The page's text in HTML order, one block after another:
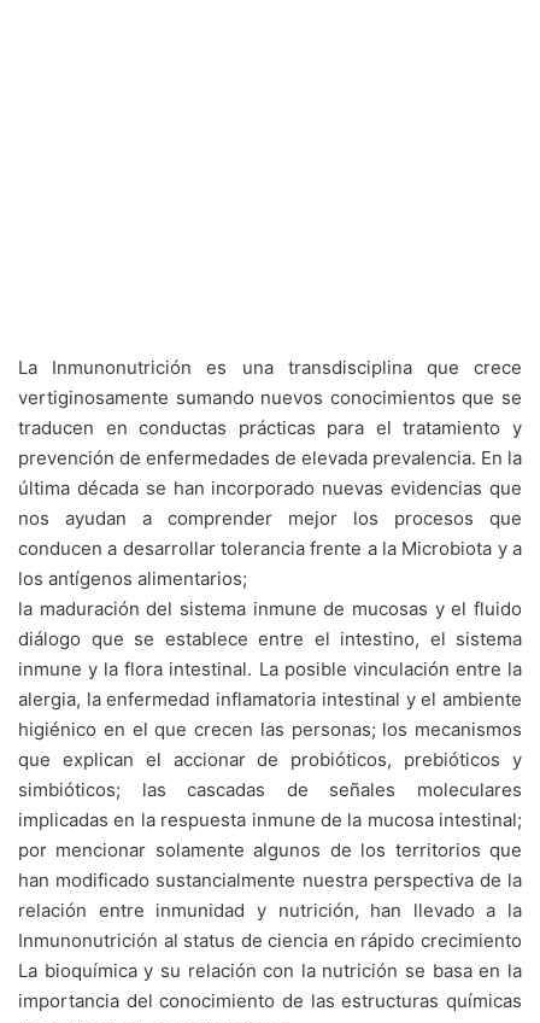
La Inmunonutrición es una transdisciplina que crece
vertiginosamente sumando nuevos conocimientos que se
traducen en conductas prácticas para el tratamiento y
prevención de enfermedades de elevada prevalencia. En la
última década se han incorporado nuevas evidencias que
nos ayudan a comprender mejor los procesos que
conducen a desarrollar tolerancia frente a la Microbiota y a
los antígenos alimentarios;
la maduración del sistema inmune de mucosas y el fluido
diálogo que se establece entre el intestino, el sistema
inmune y la flora intestinal. La posible vinculación entre la
alergia, la enfermedad inflamatoria intestinal y el ambiente
higiénico en el que crecen las personas; los mecanismos
que explican el accionar de probióticos, prebióticos y
simbióticos; las cascadas de señales moleculares
implicadas en la respuesta inmune de la mucosa intestinal;
por mencionar solamente algunos de los territorios que
han modificado sustancialmente nuestra perspectiva de la
relación entre inmunidad y nutrición, han llevado a la
Inmunonutrición al status de ciencia en rápido crecimiento
La bioquímica y su relación con la nutrición se basa en la
importancia del conocimiento de las estructuras químicas